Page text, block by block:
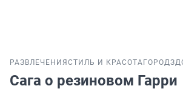
РАЗВЛЕЧЕНИЯ СТИЛЬ И КРАСОТА ГОРОД
Сага о резиновом Гарри